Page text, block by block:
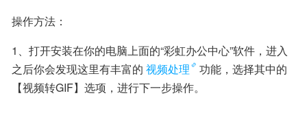
操作方法：
1、打开安装在你的电脑上面的“彩虹办公中心”软件，进入
之后你会发现这里有丰富的 视频处理
功能，选择其中的
【视频转GIF】选项，进行下一步操作。